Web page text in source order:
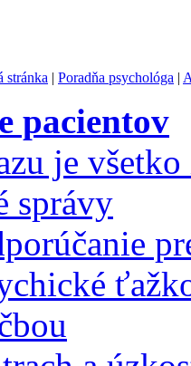
stránka | Poradňa psychológa |
pacientov
je
správy